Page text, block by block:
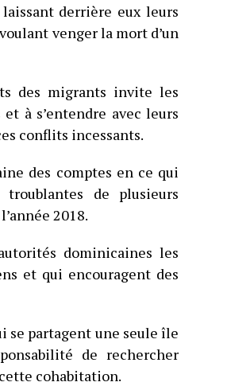
derrière eux leurs
venger la mort d’un
des migrants invite les
à s’entendre avec leurs
conflits incessants.
des comptes en ce qui
troublantes de plusieurs
2018.
dominicaines les
et qui encouragent des
se partagent une seule île
de rechercher
cohabitation.